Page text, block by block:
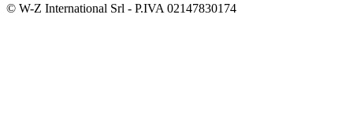
© W-Z International Srl - P.IVA 02147830174